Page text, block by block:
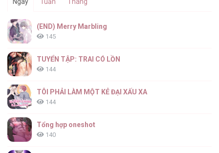
(END) Merry Marbling
145
TUYỂN TẬP: TRAI CÓ LỒN
144
TÔI PHẢI LÀM MỘT KẺ ĐẠI XẤU XA
144
Tổng hợp oneshot
140